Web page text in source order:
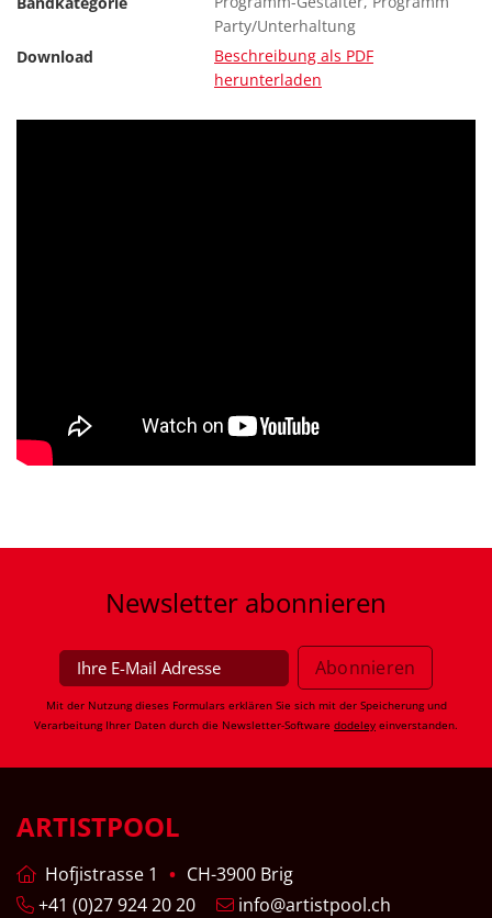
Party/Unterhaltung
Download
Beschreibung als PDF
herunterladen
Newsletter abonnieren
Mit der Nutzung dieses Formulars erklären Sie sich mit der Speicherung und
Verarbeitung Ihrer Daten durch die Newsletter-Software dodeley einverstanden.
ARTISTPOOL
Hofjistrasse 1
CH-3900 Brig
+41 (0)27 924 20 20
info@artistpool.ch